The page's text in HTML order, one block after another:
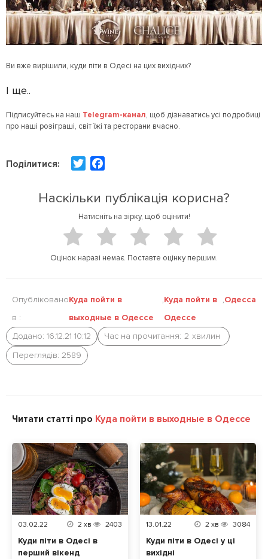
Ви вже вирішили, куди піти в Одесі на цих вихідних?
І ще..
Підписуйтесь на наш Telegram-канал, щоб дізнаватись усі подробиці
про наші розіграші, світ їжі та ресторани вчасно.
Поділитися:
t
t
e
b
o
k
Наскільки публікація корисна?
Натисніть на зірку, щоб оцінити!
Оцінок наразі немає. Поставте оцінку першим.
Опубліковано
в :
Куда пойти в
выходные в Одессе
,Куда пойти в
Одессе
,Одесса
Додано: 16.12.21 10:12 Час на прочитання: 2 хвилин
Переглядів: 2589
Читати статті про Куда пойти в выходные в Одессе
03.02.22 2 хв 2403
Куди піти в Одесі в
перший вікенд
13.01.22 2 хв 3084
Куди піти в Одесі у ці
вихідні